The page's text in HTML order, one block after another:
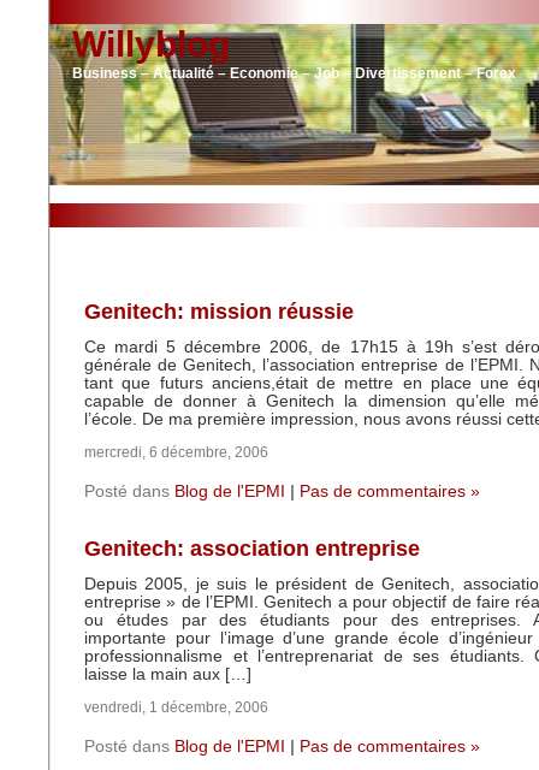
Willyblog
Business – Actualité – Economie – Job – Divertissement – Forex
Genitech: mission réussie
Ce mardi 5 décembre 2006, de 17h15 à 19h s’est
générale de Genitech, l’association entreprise de l’EPMI.
tant que futurs anciens,était de mettre en place une
capable de donner à Genitech la dimension qu’elle
l’école. De ma première impression, nous avons réussi
mercredi, 6 décembre, 2006
Posté dans Blog de l'EPMI Pas de commentaires »
Genitech: association entreprise
Depuis 2005, je suis le président de Genitech,
entreprise » de l’EPMI. Genitech a pour objectif de faire
ou études par des étudiants pour des entreprises.
importante pour l’image d’une grande école
professionnalisme et l’entreprenariat de ses étudiants.
laisse la main aux […]
vendredi, 1 décembre, 2006
Posté dans Blog de l'EPMI Pas de commentaires »